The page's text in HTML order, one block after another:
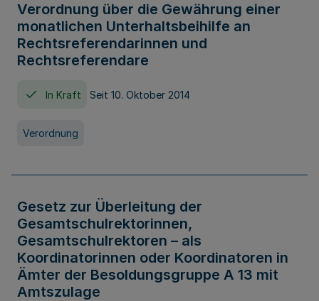
Verordnung über die Gewährung einer
monatlichen Unterhaltsbeihilfe an
Rechtsreferendarinnen und
Rechtsreferendare
In Kraft Seit 10. Oktober 2014
Verordnung
Gesetz zur Überleitung der
Gesamtschulrektorinnen,
Gesamtschulrektoren – als
Koordinatorinnen oder Koordinatoren in
Ämter der Besoldungsgruppe A 13 mit
Amtszulage